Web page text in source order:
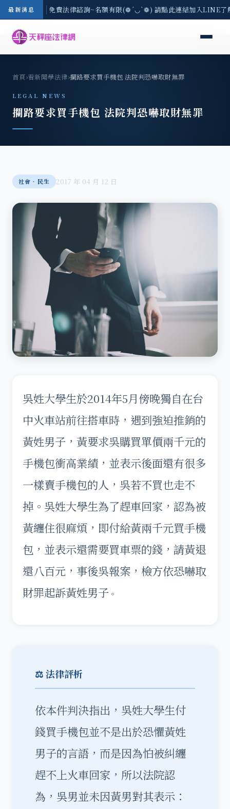
最新消息
-8/3(一) 現場免費法律諮詢~名額有限(❁´◡`❁) 請點此連結加入LINE
首頁›看新聞學法律›攔路要求買手機包 法院判恐嚇取財無罪
LEGAL NEWS
攔路要求買手機包 法院判恐嚇取財無罪
社會‧民生 2017 年 04 月 12 日
吳姓大學生於2014年5月傍晚獨自在台
中火車站前往搭車時，遇到強迫推銷的
黃姓男子，黃要求吳購買單價兩千元的
手機包衝高業績，並表示後面還有很多
一樣賣手機包的人，吳若不買也走不
掉。吳姓大學生為了趕車回家，認為被
黃纏住很麻煩，即付給黃兩千元買手機
包，並表示還需要買車票的錢，請黃退
還八百元，事後吳報案，檢方依恐嚇取
財罪起訴黃姓男子 。
⚖️ 法律評析
依本件判決指出，吳姓大學生付
錢買手機包並不是出於恐懼黃姓
男子的言語，而是因為怕被糾纏
趕不上火車回家，所以法院認
為，吳男並未因黃男對其表示：